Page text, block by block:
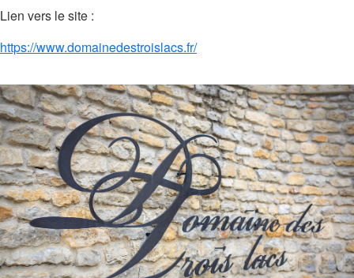
Lien vers le site :
https://www.domainedestroislacs.fr/